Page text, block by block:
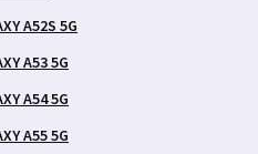
A52S 5G
A53 5G
A54 5G
A55 5G